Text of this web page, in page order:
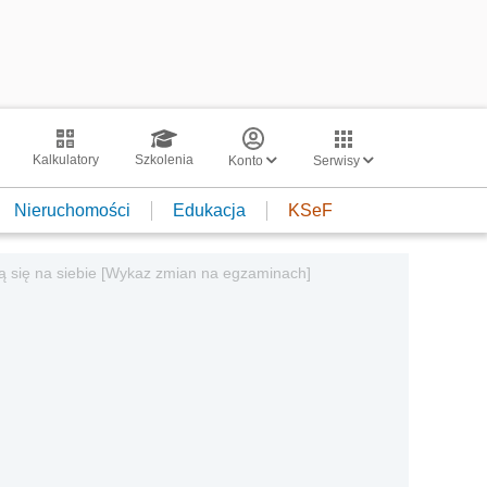
Kalkulatory Szkolenia Konto Serwisy
Nieruchomości Edukacja KSeF
się na siebie [Wykaz zmian na egzaminach]